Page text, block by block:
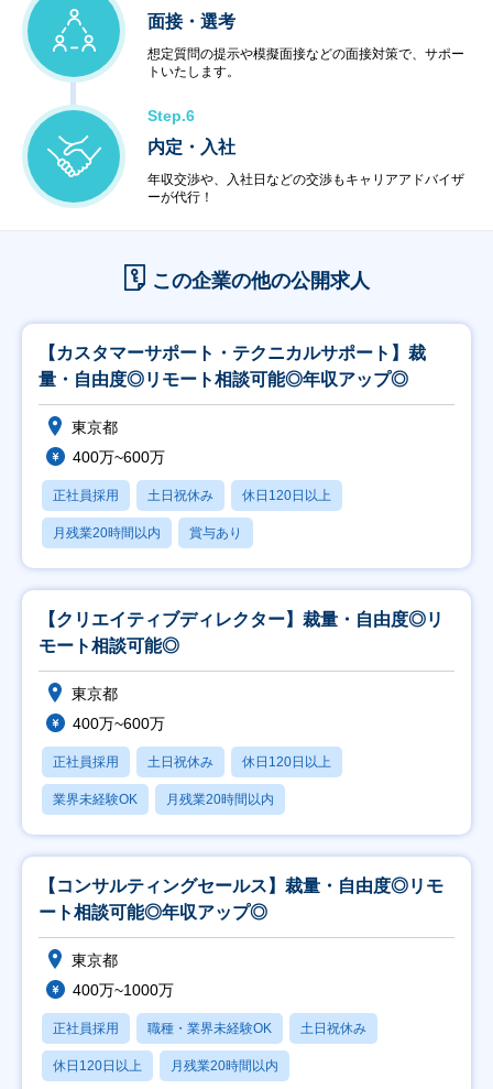
面接・選考
想定質問の提示や模擬面接などの面接対策で、サポー
トいたします。
Step.6
内定・入社
年収交渉や、入社日などの交渉もキャリアアドバイザ
ーが代行！
この企業の他の公開求人
【カスタマーサポート・テクニカルサポート】裁
量・自由度◎リモート相談可能◎年収アップ◎
東京都
400万~600万
正社員採用 土日祝休み 休日120日以上
月残業20時間以内 賞与あり
【クリエイティブディレクター】裁量・自由度◎リ
モート相談可能◎
東京都
400万~600万
正社員採用 土日祝休み 休日120日以上
業界未経験OK 月残業20時間以内
【コンサルティングセールス】裁量・自由度◎リモ
ート相談可能◎年収アップ◎
東京都
400万~1000万
正社員採用 職種・業界未経験OK 土日祝休み
休日120日以上 月残業20時間以内